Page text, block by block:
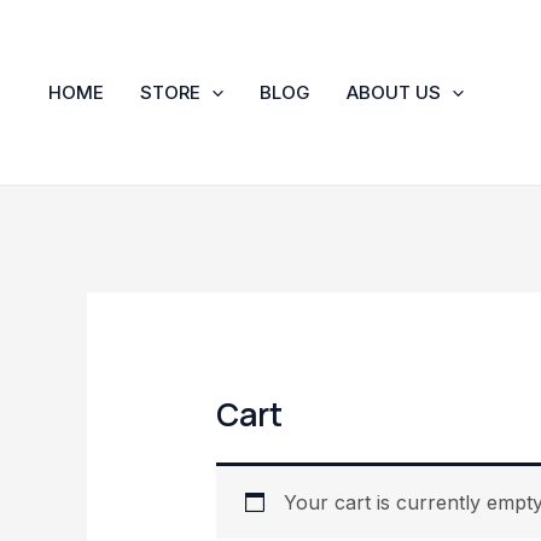
contentHOME STORE BLOG ABOUT US
Cart
Your cart is currently